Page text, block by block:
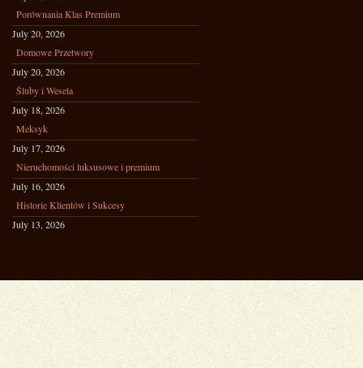
Porównania Klas Premium
July 20, 2026
Domowe Przetwory
July 20, 2026
Śluby i Wesela
July 18, 2026
Meksyk
July 17, 2026
Nieruchomości luksusowe i premium
July 16, 2026
Historie Klientów i Sukcesy
July 13, 2026